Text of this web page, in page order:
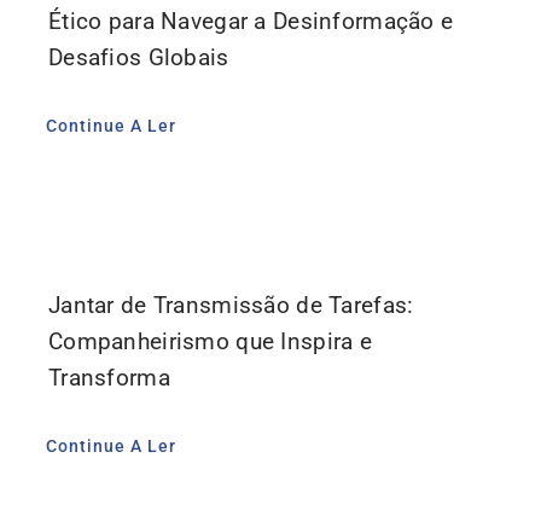
Ético para Navegar a Desinformação e
Desafios Globais
Continue A Ler
Jantar de Transmissão de Tarefas:
Companheirismo que Inspira e
Transforma
Continue A Ler